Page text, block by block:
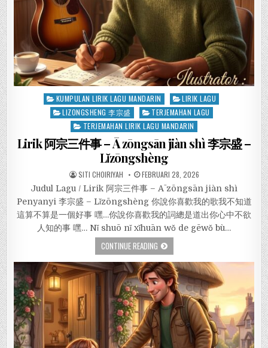
Posted
KUMPULAN LIRIK LAGU MANDARIN
LIRIK LAGU
LIZONGSHENG 李宗盛
TERJEMAHAN LAGU
TERJEMAHAN LIRIK LAGU MANDARIN
Lirik 阿宗三件事 – Ā zōngsān jiàn shì 李宗盛 –
Lǐzōngshèng
SITI CHOIRIYAH FEBRUARI 28, 2026
Judul Lagu / Lirik 阿宗三件事 – Ā zōngsān jiàn shì
Penyanyi 李宗盛 – Lǐzōngshèng 你說你喜歡我的歌我不知道
這算不算是一個好事 嘿…你說你喜歡我的詞總是道出你心中不欲
人知的事 嘿… Nǐ shuō nǐ xǐhuān wǒ de gēwǒ bù…
CONTINUE READING